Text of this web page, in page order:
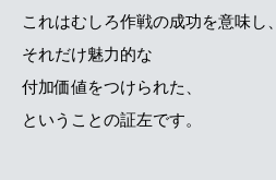
これはむしろ作戦の成功を意味し、
それだけ魅力的な
付加価値をつけられた、
ということの証左です。